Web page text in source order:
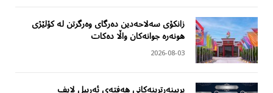
زانکۆی سەلاحەدین دەرگای وەرگرتن لە کۆلێژی
هونەرە جوانەکان واڵا دەکات
2026-08-03
پڕبینەرترینەکانی هەفتەی ئەربیل لایف